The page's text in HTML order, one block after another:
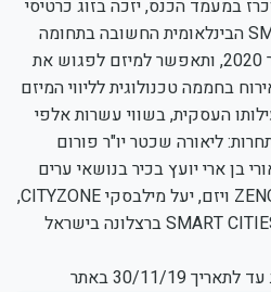
במעמד הכנס, יזכה בזוג כרטיסי
טיסה לתערוכת SMART CITIES הבינלאומית החשובה בתחומה
שתתקיים בברצלונה בנובמבר 2020, ותאפשר למיזם לפגוש את
בחממה טכנולוגית לליווי המיזם
העסקית, בשווי עשרות אלפי
ליאורה שכטר יו"ר פורום
בן ארי יועץ בכיר בנושאי ערים
חכמות, אייל פדר מנכ"ל ZENCITY ויזם, יעל מילבסקי CITYZONE,
סרג'יו ויניציקי נציג תערוכת SMART CITIES ברצלונה בישראל
30/11/19 באתר